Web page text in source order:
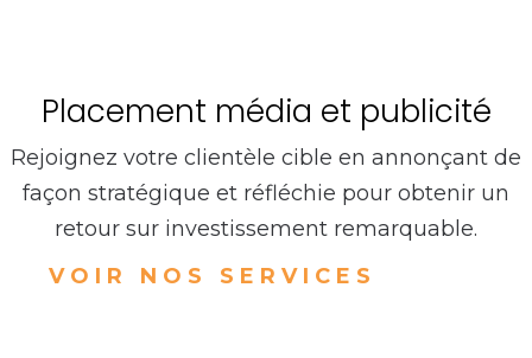
Placement média et publicité
Rejoignez votre clientèle cible en annonçant de
façon stratégique et réfléchie pour obtenir un
retour sur investissement remarquable.
VOIR NOS SERVICES